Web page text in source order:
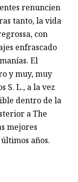
renuncien
tanto, la vida
con
enfrascado
El
y muy, muy
S. L., a la vez
dentro de la
a The
mejores
años.